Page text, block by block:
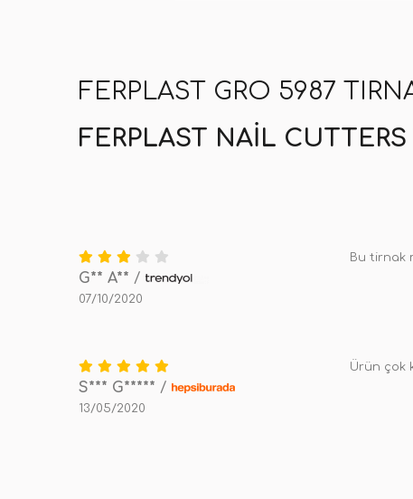
FERPLAST GRO 5987
FERPLAST NAIL
G** A** /
07/10/2020
Bu tirnak
S*** G***** /
13/05/2020
Ürün çok